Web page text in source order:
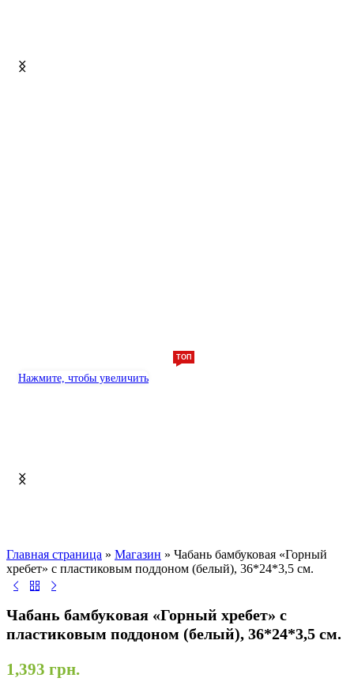
Нажмите, чтобы увеличить
Главная страница » Магазин » Чабань бамбуковая «Горный
хребет» с пластиковым поддоном (белый), 36*24*3,5 см.
Чабань бамбуковая «Горный хребет» с
пластиковым поддоном (белый), 36*24*3,5 см.
1,393 грн.
ТОП